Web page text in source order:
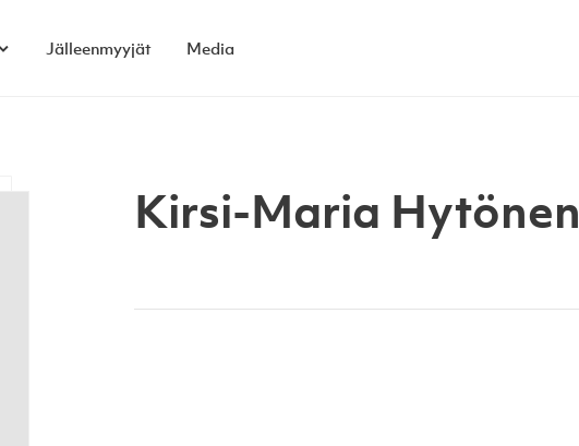
Open child menu
Jälleenmyyjät Media
Kirsi-Maria Hytönen